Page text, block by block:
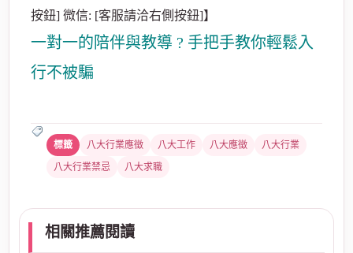
按鈕] 微信: [客服請洽右側按鈕]】
一對一的陪伴與教導 ? 手把手教你輕鬆入
行不被騙
八大行業應徵 八大工作 八大應徵
八大行業
八大行業禁忌
八大求職
相關推薦閱讀